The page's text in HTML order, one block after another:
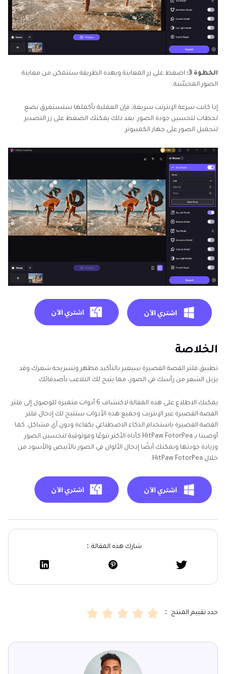
الخطوة 3:
اضغط على زر المعاينة وبهذه الطريقة ستتمكن من معاينة
الصور المحسّنة.
إذا كانت سرعة الإنترنت سريعة، فإن العملية بأكملها ستستغرق بضع
لحظات لتحسين جودة الصور. بعد ذلك يمكنك الضغط على زر التصدير
لتحميل الصور على جهاز الكمبيوتر.
الخلاصة
تطبيق فلتر القصة القصيرة سيغير بالتأكيد مظهر وتسريحة شعرك وقد
يزيل الشعر من رأسك في الصور، مما يتيح لك التلاعب بأصدقائك.
يمكنك الاطلاع على هذه المقالة لاكتشاف 6 أدوات متميزة للوصول إلى فلتر
القصة القصيرة عبر الإنترنت وجميع هذه الأدوات ستتيح لك إدخال فلتر
القصة القصيرة باستخدام الذكاء الاصطناعي بكفاءة ودون أي مشاكل. كما
أوصينا بـ HitPaw FotorPea كأداة الأكثر تنوعًا وموثوقية لتحسين الصور
وزيادة جودتها ويمكنك أيضًا إدخال الألوان في الصور بالأبيض والأسود من
خلال HitPaw FotorPea.
شارك هذه المقالة：
حدد تقييم المنتج ：